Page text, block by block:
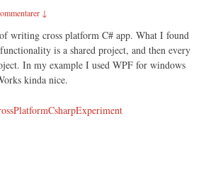
↓
writing cross platform C# app. What I found
is a shared project, and then every
In my example I used WPF for windows
kinda nice.